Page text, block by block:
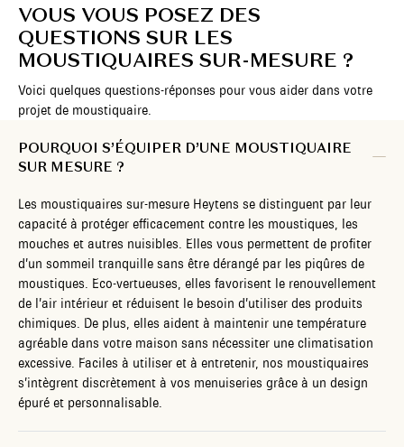
VOUS VOUS POSEZ DES
QUESTIONS SUR LES
MOUSTIQUAIRES SUR-MESURE ?
Voici quelques questions-réponses pour vous aider dans votre
projet de moustiquaire.
POURQUOI S’ÉQUIPER D’UNE MOUSTIQUAIRE
SUR MESURE ?
Les moustiquaires sur-mesure Heytens se distinguent par leur
capacité à protéger efficacement contre les moustiques, les
mouches et autres nuisibles. Elles vous permettent de profiter
d’un sommeil tranquille sans être dérangé par les piqûres de
moustiques. Eco-vertueuses, elles favorisent le renouvellement
de l’air intérieur et réduisent le besoin d’utiliser des produits
chimiques. De plus, elles aident à maintenir une température
agréable dans votre maison sans nécessiter une climatisation
excessive. Faciles à utiliser et à entretenir, nos moustiquaires
s’intègrent discrètement à vos menuiseries grâce à un design
épuré et personnalisable.